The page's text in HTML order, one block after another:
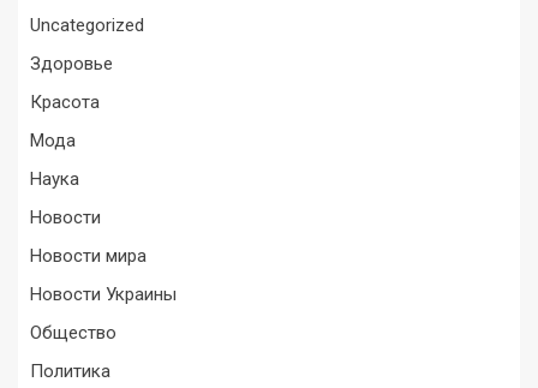
Uncategorized
Здоровье
Красота
Мода
Наука
Новости
Новости мира
Новости Украины
Общество
Политика